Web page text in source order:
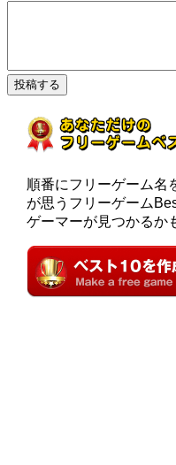
順番にフリーゲーム名
が思うフリーゲーム
ゲーマーが見つかるか